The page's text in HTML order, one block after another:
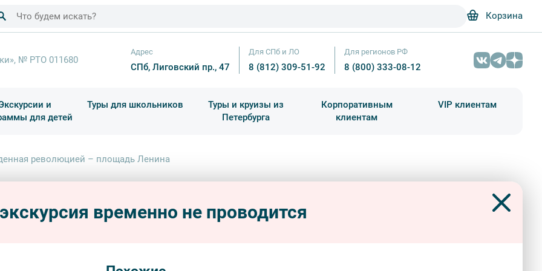
Корзина
№ РТО 011680
Адрес
СПб, Лиговский пр., 47
Для СПб и ЛО
8 (812) 309-51-92
Для регионов РФ
8 (800) 333-08-12
и
для детей
Туры для школьников
Туры и круизы из
Петербурга
Корпоративным
клиентам
VIP клиентам
революцией – площадь Ленина
Рожденная революцией – площадь
Ленина Михайловская военная артиллерийская академия – Фотобанк
временно не проводится